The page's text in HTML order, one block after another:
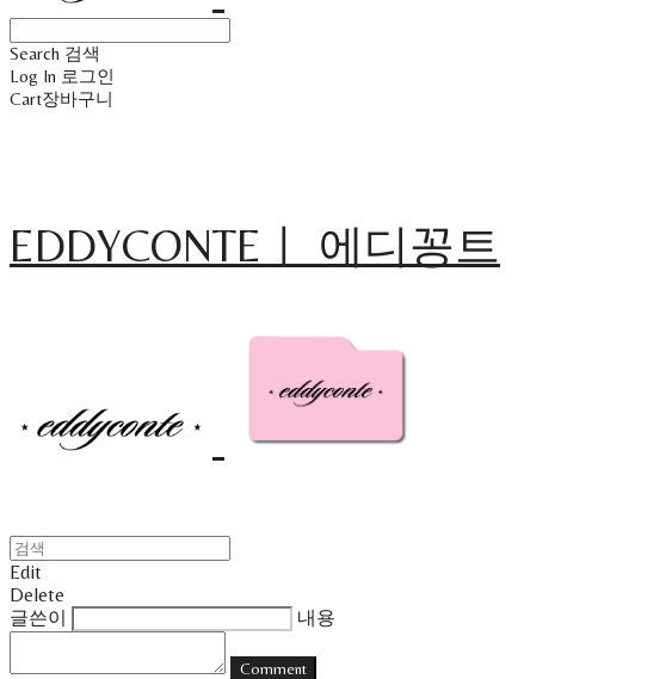
Search 검색
Log In 로그인
Cart장바구니
EDDYCONTEㅣ 에디꽁트
Edit
Delete
글쓴이
내용
Comment